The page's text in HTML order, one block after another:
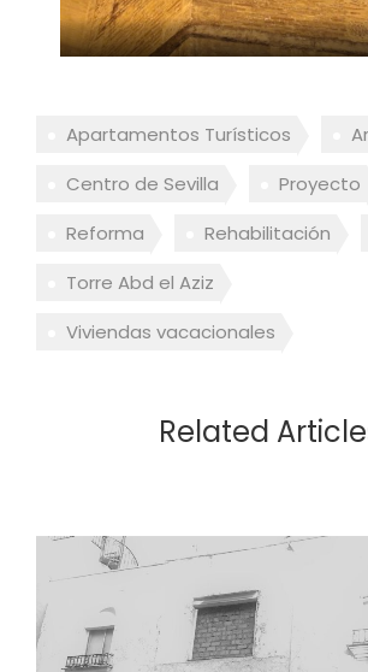
Apartamentos Turísticos
Centro de Sevilla
Proyecto
Reforma
Rehabilitación
Torre Abd el Aziz
Viviendas vacacionales
Related